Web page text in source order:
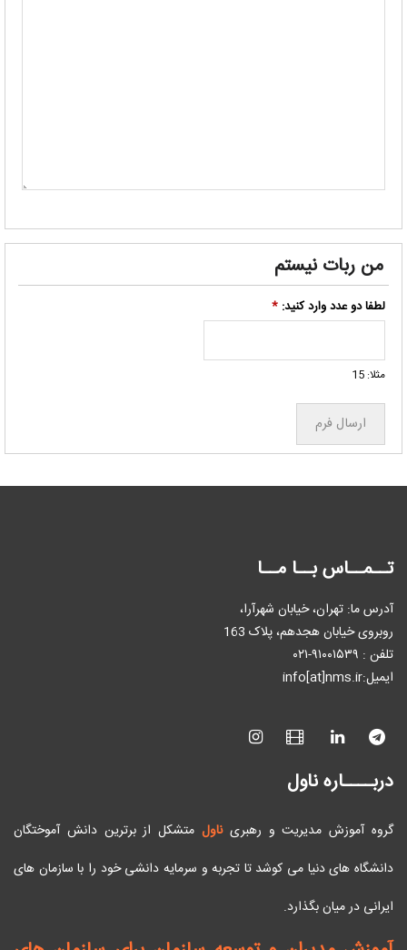
من ربات نیستم
لطفا دو عدد وارد کنید:*
مثلا: 15
تــمــاس بــا مــا
آدرس ما: تهران، خیابان شهرآرا،
روبروی خیابان هجدهم، پلاک 163
تلفن : ٩۱۰۰۱۵۳۹-۰۲۱
ایمیل:info[at]nms.ir
دربــــاره ناول
گروه آموزش مدیریت و رهبریناول متشکل از برترین دانش آموختگان
دانشگاه های دنیا می کوشد تا تجربه و سرمایه دانشی خود را با سازمان های
ایرانی در میان بگذارد.